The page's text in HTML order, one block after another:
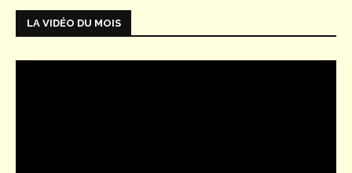
LA VIDÉO DU MOIS